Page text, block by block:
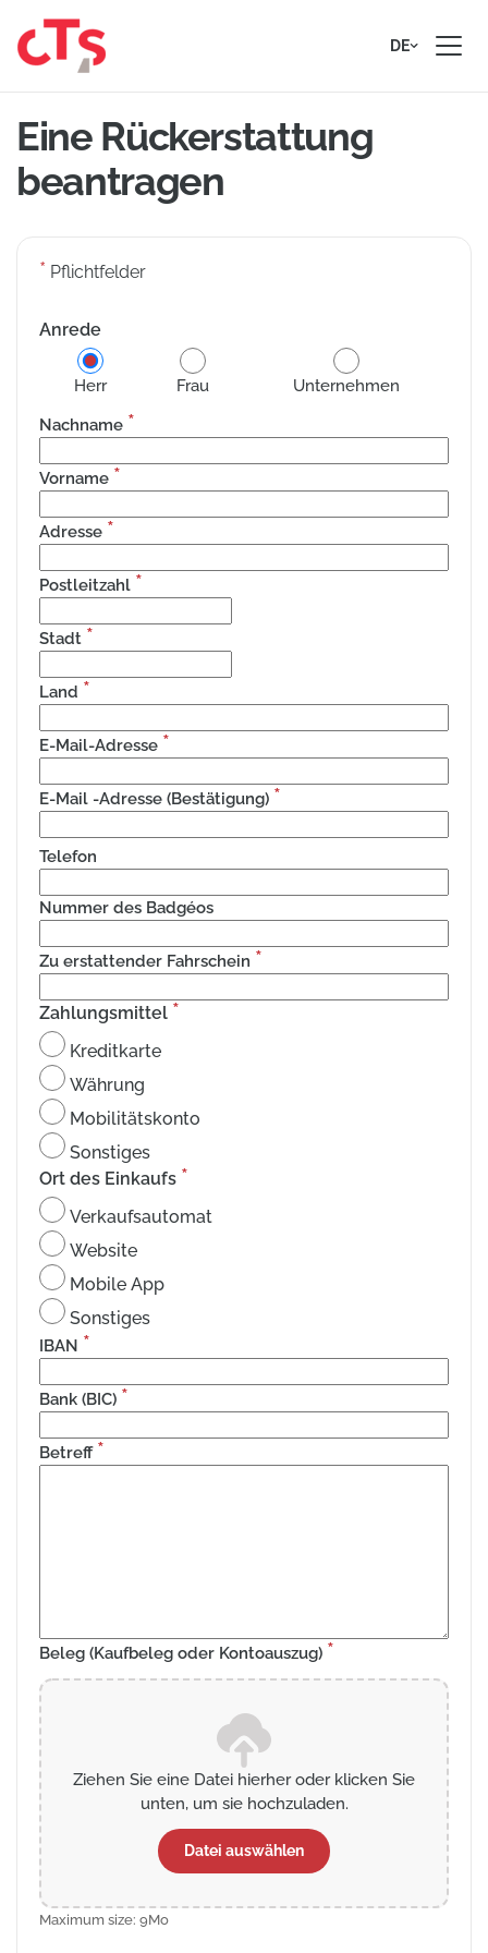
DE
Eine Rückerstattung
beantragen
* Pflichtfelder
Anrede
Herr Frau
Unternehmen
Nachname *
Vorname *
Adresse *
Postleitzahl *
Stadt *
Land *
E-Mail-Adresse *
E-Mail -Adresse (Bestätigung) *
Telefon
Nummer des Badgéos
Zu erstattender Fahrschein *
Zahlungsmittel *
Kreditkarte
Währung
Mobilitätskonto
Sonstiges
Ort des Einkaufs *
Verkaufsautomat
Website
Mobile App
Sonstiges
IBAN *
Bank (BIC) *
Betreff *
Beleg (Kaufbeleg oder Kontoauszug) *
Ziehen Sie eine Datei hierher oder klicken Sie
unten, um sie hochzuladen.
Datei auswählen
Maximum size: 9Mo